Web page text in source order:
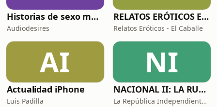
Historias de sexo muy intensas y calientes
Audiodesires
RELATOS ERÓTICOS El Caballero Oscuro
Relatos Eróticos - El Caballe
AI
Actualidad iPhone
Luis Padilla
NI
NACIONAL II: LA RUTA DEL EXILIO
La República Independiente de la Radio